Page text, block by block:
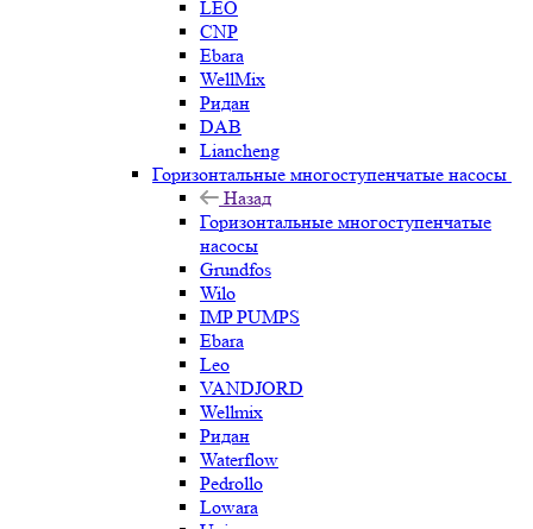
LEO
CNP
Ebara
WellMix
Ридан
DAB
Liancheng
Горизонтальные многоступенчатые насосы
Назад
Горизонтальные многоступенчатые
насосы
Grundfos
Wilo
IMP PUMPS
Ebara
Leo
VANDJORD
Wellmix
Ридан
Waterflow
Pedrollo
Lowara